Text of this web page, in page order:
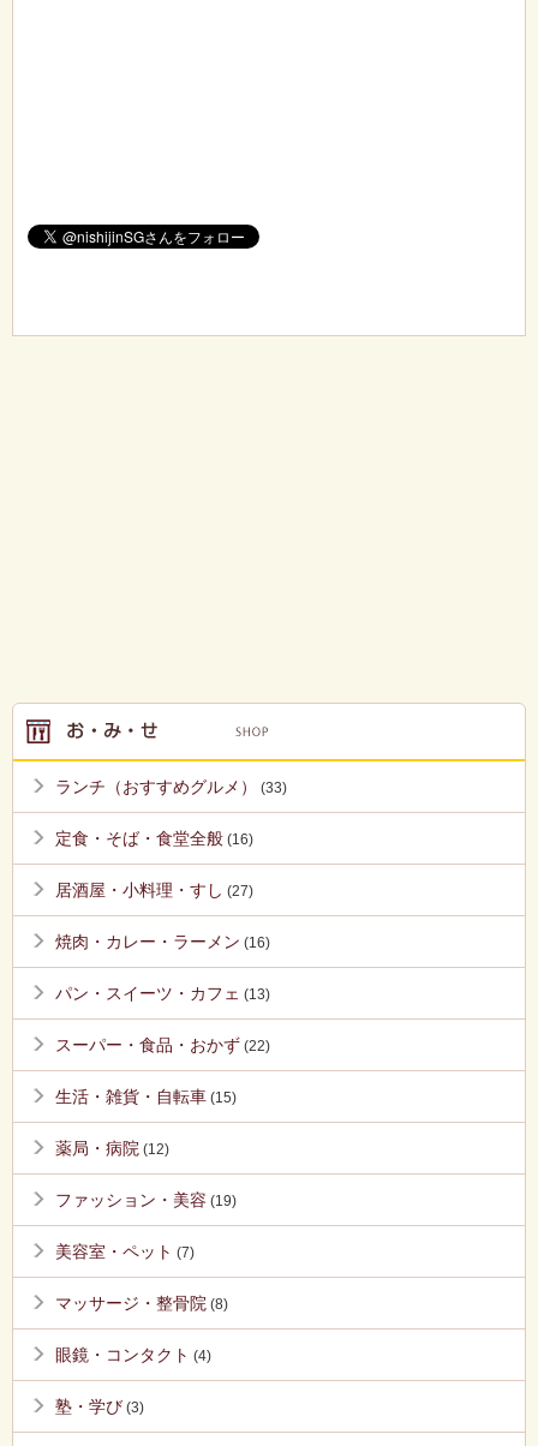
ランチ（おすすめグルメ） (33)
定食・そば・食堂全般 (16)
居酒屋・小料理・すし (27)
焼肉・カレー・ラーメン (16)
パン・スイーツ・カフェ (13)
スーパー・食品・おかず (22)
生活・雑貨・自転車 (15)
薬局・病院 (12)
ファッション・美容 (19)
美容室・ペット (7)
マッサージ・整骨院 (8)
眼鏡・コンタクト (4)
塾・学び (3)